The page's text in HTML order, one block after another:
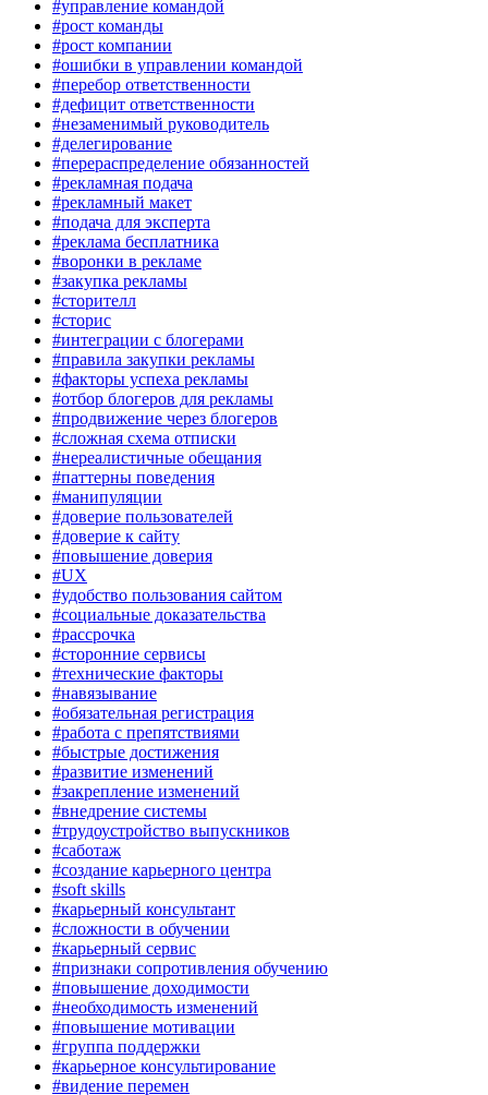
#управление командой
#рост команды
#рост компании
#ошибки в управлении командой
#перебор ответственности
#дефицит ответственности
#незаменимый руководитель
#делегирование
#перераспределение обязанностей
#рекламная подача
#рекламный макет
#подача для эксперта
#реклама бесплатника
#воронки в рекламе
#закупка рекламы
#сторителл
#сторис
#интеграции с блогерами
#правила закупки рекламы
#факторы успеха рекламы
#отбор блогеров для рекламы
#продвижение через блогеров
#сложная схема отписки
#нереалистичные обещания
#паттерны поведения
#манипуляции
#доверие пользователей
#доверие к сайту
#повышение доверия
#UX
#удобство пользования сайтом
#социальные доказательства
#рассрочка
#сторонние сервисы
#технические факторы
#навязывание
#обязательная регистрация
#работа с препятствиями
#быстрые достижения
#развитие изменений
#закрепление изменений
#внедрение системы
#трудоустройство выпускников
#саботаж
#создание карьерного центра
#soft skills
#карьерный консультант
#сложности в обучении
#карьерный сервис
#признаки сопротивления обучению
#повышение доходимости
#необходимость изменений
#повышение мотивации
#группа поддержки
#карьерное консультирование
#видение перемен